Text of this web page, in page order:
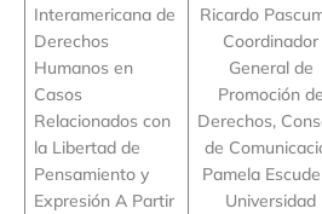
Interamericana de
Derechos
Humanos en
Casos
Relacionados con
la Libertad de
Pensamiento y
Expresión A Partir
Ricardo
Coordinador
General de
Promoción de
Derechos,
de
Pamela
Universidad